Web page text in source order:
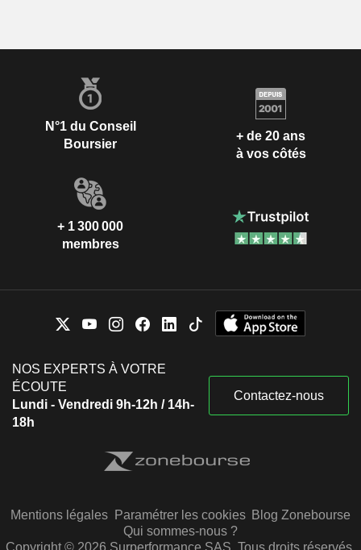
N°1 du Conseil
Boursier
+ de 20 ans
à vos côtés
+ 1 300 000
membres
NOS EXPERTS À VOTRE
ÉCOUTE
Lundi - Vendredi 9h-12h / 14h-
18h
Contactez-nous
Mentions légales Paramétrer les cookies Blog Zonebourse
Qui sommes-nous ?
Copyright © 2026 Surperformance SAS. Tous droits réservés.